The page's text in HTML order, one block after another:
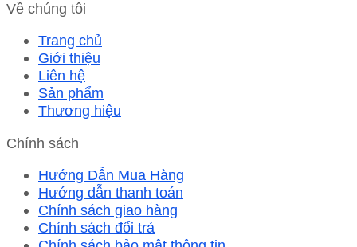
Về chúng tôi
Trang chủ
Giới thiệu
Liên hệ
Sản phẩm
Thương hiệu
Chính sách
Hướng Dẫn Mua Hàng
Hướng dẫn thanh toán
Chính sách giao hàng
Chính sách đổi trả